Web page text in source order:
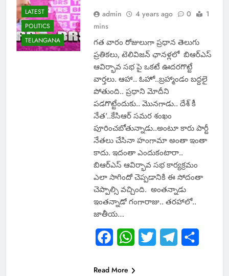
LATEST
POLITICS
TELANGANA
admin 4 years ago 0
1
mins
గత వారం రోజులుగా ప్రధాన తెలుగు
ప్రతికలు, టెలివిజన్ ఛానళ్లలో బిఆర్ఎస్
ఆవిర్భావ సభ పై ఒకటే ఊదరగొట్టే
వార్తలు. ఆహా.. ఓహో..బ్రహ్మాండం బద్దలై
పోతుంది.. ప్రధాని మోదీని
పడగొట్టేందుకు.. మొనగాడు.. దేశ్ కీ
నేత’..కేసిఆర్ సమర శంఖం
పూరించబోతున్నాడు..అంటూ కారు పార్టీ
నేతలు చేసినా హంగామా అంతా ఇంతా
కాదు. ఇదంతా ఎందుకంటారా..
బిఆర్ఎస్ ఆవిర్భావ సభ కార్యక్రమం
ఎలా సాగిందో చెప్పడానికి ఈ సోదంతా
చెప్పాల్సి వచ్చింది. అంతన్నాడు
ఇంతన్నాడో గంగారాజు.. తరహాలో..
జాతీయ…
FacebookWhatsApp
Twitter Telegram
Read More